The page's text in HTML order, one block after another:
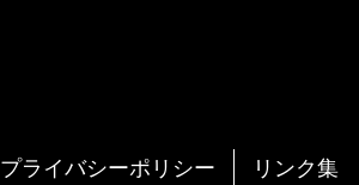
プライバシーポリシー リンク集